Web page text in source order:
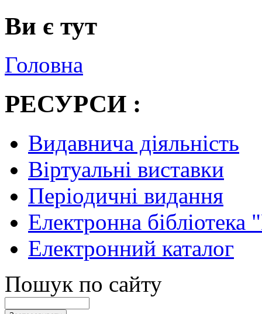
Ви є тут
Головна
РЕСУРСИ :
Видавнича діяльність
Віртуальні виставки
Періодичні видання
Електронна
Електронний каталог
Пошук по сайту